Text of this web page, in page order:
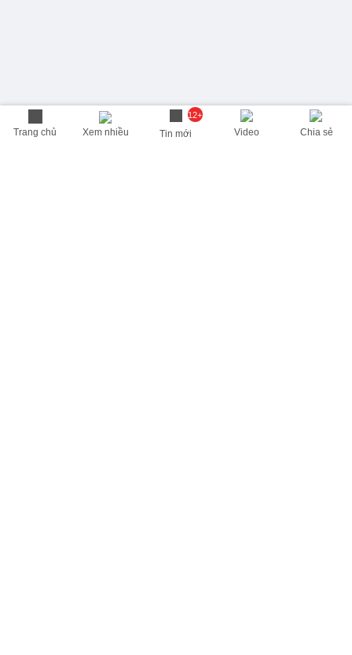
Trang chủ Xem nhiều
12+
Tin mới Video Chia sẻ